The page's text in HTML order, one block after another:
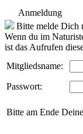
Anmeldung
Bitte melde Dich
Wenn du im
ist das Aufrufen
Mitgliedsname:
Passwort:
Bitte am Ende